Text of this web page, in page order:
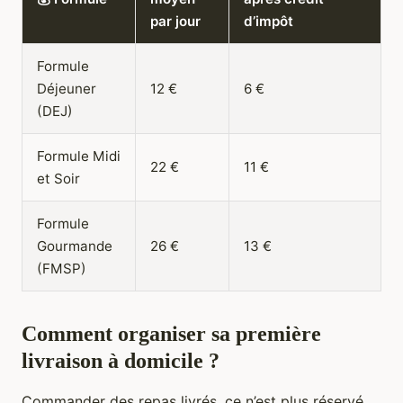
par jour
d’impôt
Formule
Déjeuner
(DEJ)
12 € 6 €
Formule Midi
et Soir
22 € 11 €
Formule
Gourmande
(FMSP)
26 € 13 €
Comment organiser sa première
livraison à domicile ?